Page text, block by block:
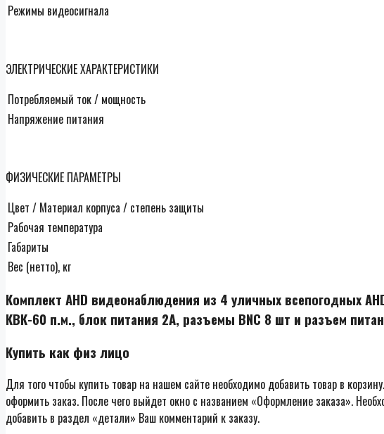
Режимы видеосигнала
ЭЛЕКТРИЧЕСКИЕ ХАРАКТЕРИСТИКИ
Потребляемый ток / мощность
Напряжение питания
ФИЗИЧЕСКИЕ ПАРАМЕТРЫ
Цвет / Материал корпуса / степень защиты
Рабочая температура
Габариты
Вес (нетто), кг
Комплект AHD видеонаблюдения из 4 уличных всепогодных
КВК-60 п.м., блок питания 2А, разъемы BNC 8 шт и разъем
Купить как физ лицо
Для того чтобы купить товар на нашем сайте необходимо добавить товар в
оформить заказ. После чего выйдет окно с названием «Оформление заказа».
добавить в раздел «детали» Ваш комментарий к заказу.